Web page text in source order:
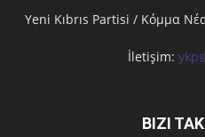
Υeni Kıbrıs Partisi / Κόμμα
İletişim:
BIZI